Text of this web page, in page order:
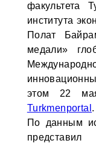
факультета
института
Полат
медали»
этом 22
Turkmenportal .
По данным